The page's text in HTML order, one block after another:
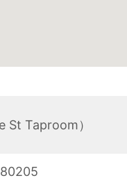
Taproom）